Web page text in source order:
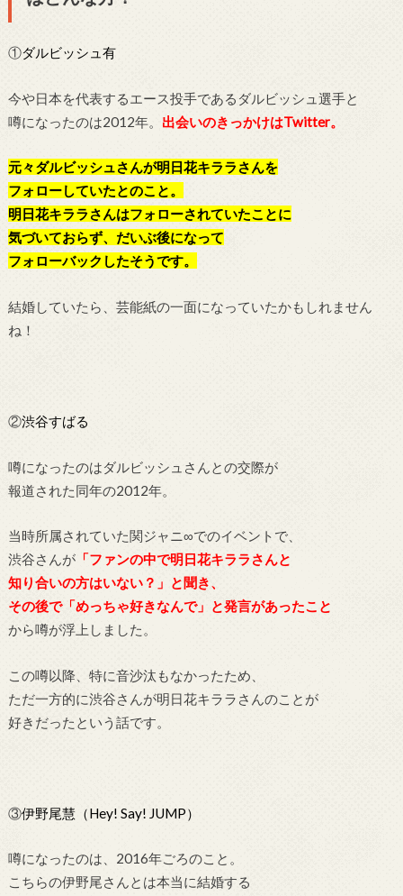
①ダルビッシュ有
今や日本を代表するエース投手であるダルビッシュ選手と
噂になったのは2012年。 出会いのきっかけはTwitter。
元々ダルビッシュさんが明日花キララさんを
フォローしていたとのこと。
明日花キララさんはフォローされていたことに
気づいておらず、だいぶ後になって
フォローバックしたそうです。
結婚していたら、芸能紙の一面になっていたかもしれません
ね！
②渋谷すばる
噂になったのはダルビッシュさんとの交際が
報道された同年の2012年。
当時所属されていた関ジャニ∞でのイベントで、
渋谷さんが「ファンの中で明日花キララさんと
知り合いの方はいない？」と聞き、
その後で「めっちゃ好きなんで」と発言があったこと
から噂が浮上しました。
この噂以降、特に音沙汰もなかったため、
ただ一方的に渋谷さんが明日花キララさんのことが
好きだったという話です。
③伊野尾慧（Hey! Say! JUMP）
噂になったのは、2016年ごろのこと。
こちらの伊野尾さんとは本当に結婚する